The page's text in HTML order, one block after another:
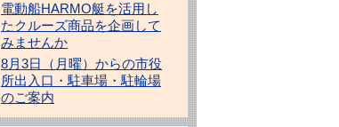
電動船HARMO艇を活用し
たクルーズ商品を企画して
みませんか
8月3日（月曜）からの市役
所出入口・駐車場・駐輪場
のご案内